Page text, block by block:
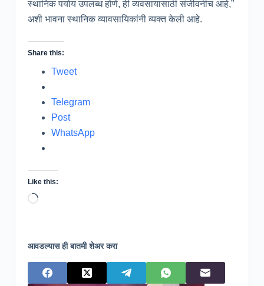
स्थानिक पर्याय उपलब्ध होणे, ही व्यवसायासाठी संजीवनीच आहे,”
अशी भावना स्थानिक व्यावसायिकांनी व्यक्त केली आहे.
Share this:
Tweet
Telegram
Post
WhatsApp
Like this:
Loading…
आवडल्यास ही बातमी शेअर करा